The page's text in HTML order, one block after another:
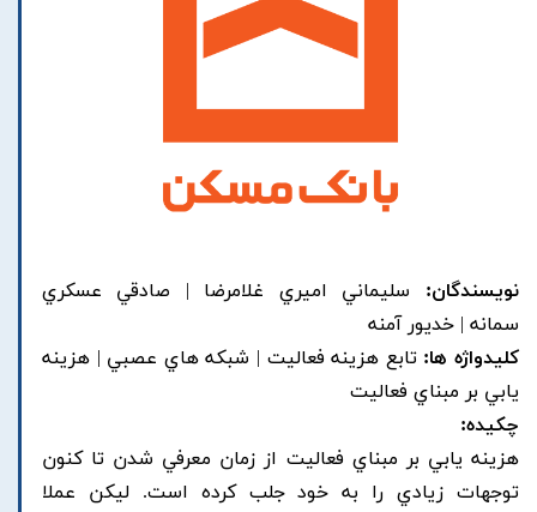
نویسندگان: سليماني اميري غلامرضا | صادقي عسکري
سمانه | خديور آمنه
کلیدواژه ها: تابع هزينه فعاليت | شبکه هاي عصبي | هزينه
يابي بر مبناي فعاليت
چکیده:
هزينه يابي بر مبناي فعاليت از زمان معرفي شدن تا کنون
توجهات زيادي را به خود جلب کرده است. ليکن عملا